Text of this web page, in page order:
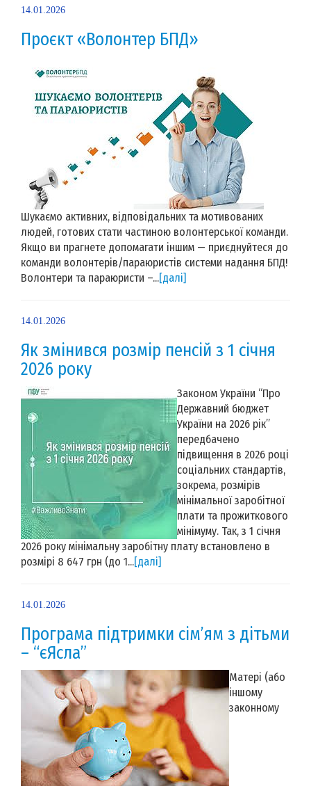
14.01.2026
Проєкт «Волонтер БПД»
Шукаємо активних, відповідальних та мотивованих
людей, готових стати частиною волонтерської команди.
Якщо ви прагнете допомагати іншим — приєднуйтеся до
команди волонтерів/параюристів системи надання БПД!
Волонтери та параюристи –...[далі]
14.01.2026
Як змінився розмір пенсій з 1 січня
2026 року
Законом України “Про
Державний бюджет
України на 2026 рік”
передбачено
підвищення в 2026 році
соціальних стандартів,
зокрема, розмірів
мінімальної заробітної
плати та прожиткового
мінімуму. Так, з 1 січня
2026 року мінімальну заробітну плату встановлено в
розмірі 8 647 грн (до 1...[далі]
14.01.2026
Програма підтримки сім’ям з дітьми
– “єЯсла”
Матері (або
іншому
законному